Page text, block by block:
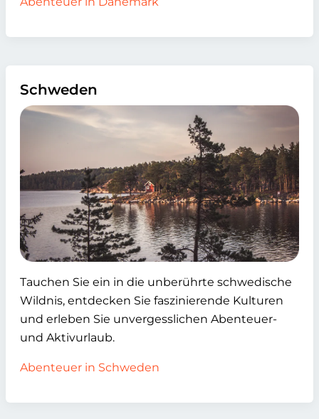
Schweden
Tauchen Sie ein in die unberührte schwedische
Wildnis, entdecken Sie faszinierende Kulturen
und erleben Sie unvergesslichen Abenteuer-
und Aktivurlaub.
Abenteuer in Schweden